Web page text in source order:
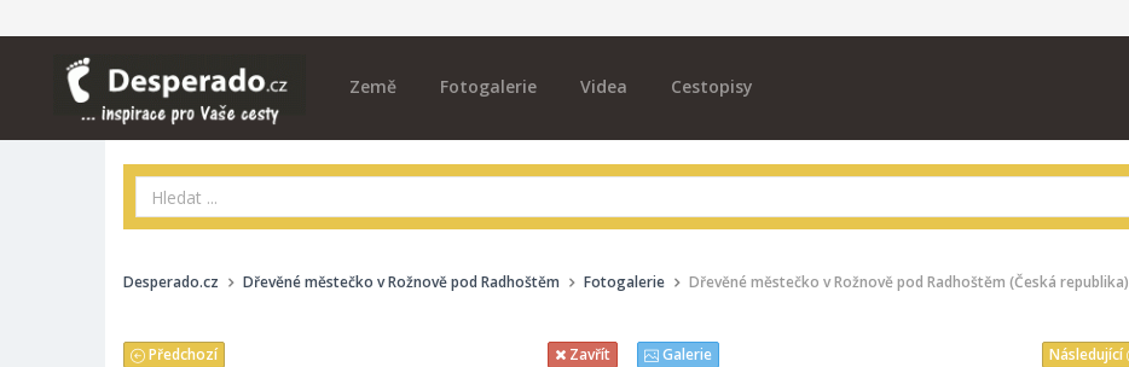
Země Fotogalerie Videa Cestopisy
Desperado.cz Dřevěné městečko v Rožnově pod Radhoštěm Fotogalerie Dřevěné městečko v Rožnově pod Radhoštěm (Česká republika)
Následující
Předchozí Zavřít Galerie